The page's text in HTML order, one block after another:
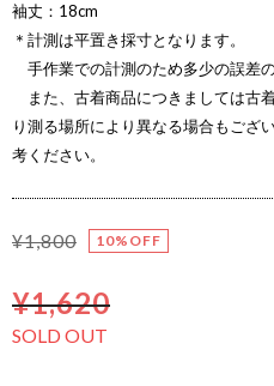
袖丈：18cm
＊計測は平置き採寸となります。
手作業での計測のため多少の誤差
また、古着商品につきましては古
り測る場所により異なる場合もござ
考ください。
¥1,800 10%OFF
¥1,620
SOLD OUT